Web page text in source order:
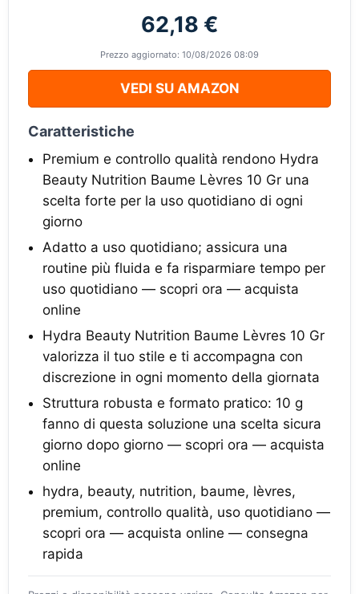
62,18 €
Prezzo aggiornato: 10/08/2026 08:09
VEDI SU AMAZON
Caratteristiche
Premium e controllo qualità rendono Hydra
Beauty Nutrition Baume Lèvres 10 Gr una
scelta forte per la uso quotidiano di ogni
giorno
Adatto a uso quotidiano; assicura una
routine più fluida e fa risparmiare tempo per
uso quotidiano — scopri ora — acquista
online
Hydra Beauty Nutrition Baume Lèvres 10 Gr
valorizza il tuo stile e ti accompagna con
discrezione in ogni momento della giornata
Struttura robusta e formato pratico: 10 g
fanno di questa soluzione una scelta sicura
giorno dopo giorno — scopri ora — acquista
online
hydra, beauty, nutrition, baume, lèvres,
premium, controllo qualità, uso quotidiano —
scopri ora — acquista online — consegna
rapida